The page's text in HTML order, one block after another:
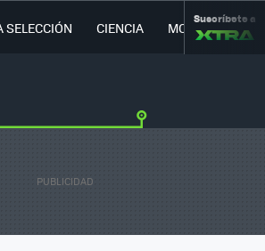
SELECCIÓN CIENCIA MOVILIDAD
Suscríbete a